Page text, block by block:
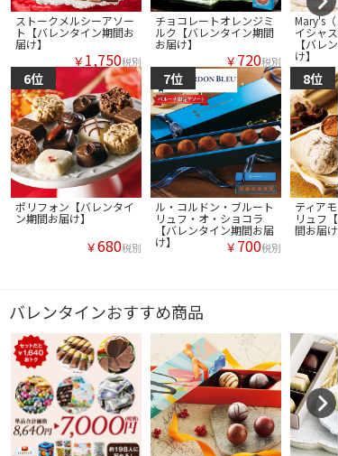
ストークメルシーアソー
ト【バレンタイン期間お
届け】
￥ 1,750税別
チョコレートオレンジミ
ルク【バレンタイン期間
お届け】
￥ 720税別
Mary's
イシャ
【バレ
け】
ポリフォン【バレンタイ
ン期間お届け】
￥680税別
ル・コルドン・ブルート
リュフ・オ・ショコラ
【バレンタイン期間お届
け】 ￥ 700税別
ティア
リュフ
間お届け
バレンタインおすすめ商品